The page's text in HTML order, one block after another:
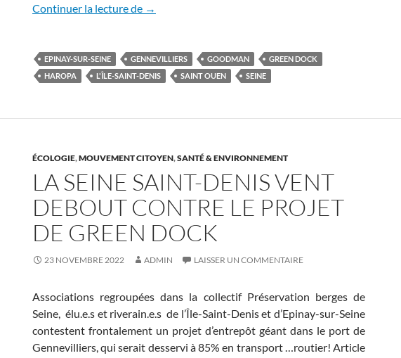
Continuer la lecture de Haropa Port : la transparence n’est pas au rendez-vous
→
EPINAY-SUR-SEINE GENNEVILLIERS GOODMAN
GREEN DOCK
HAROPA
L'ÎLE-SAINT-DENIS SAINT OUEN SEINE
ÉCOLOGIE,MOUVEMENT CITOYEN,SANTÉ & ENVIRONNEMENT
LA SEINE SAINT-DENIS VENT
DEBOUT CONTRE LE PROJET
DE GREEN DOCK
23 NOVEMBRE 2022 ADMIN LAISSER UN COMMENTAIRE
Associations regroupées dans la collectif Préservation berges de
Seine, élu.e.s et riverain.e.s de l’Île-Saint-Denis et d’Epinay-sur-Seine
contestent frontalement un projet d’entrepôt géant dans le port de
Gennevilliers, qui serait desservi à 85% en transport …routier! Article